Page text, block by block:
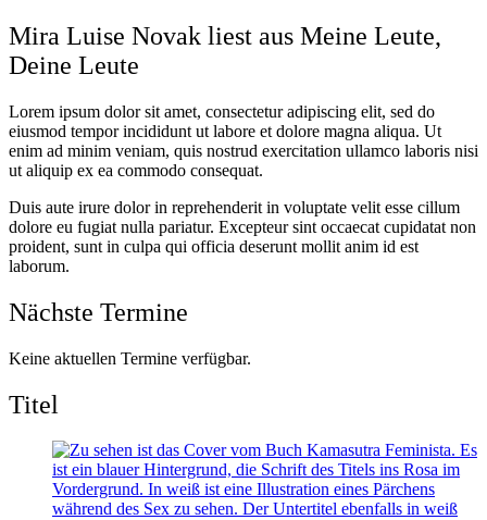
Mira Luise Novak liest aus Meine Leute,
Deine Leute
Lorem ipsum dolor sit amet, consectetur adipiscing elit, sed do
eiusmod tempor incididunt ut labore et dolore magna aliqua. Ut
enim ad minim veniam, quis nostrud exercitation ullamco laboris nisi
ut aliquip ex ea commodo consequat.
Duis aute irure dolor in reprehenderit in voluptate velit esse cillum
dolore eu fugiat nulla pariatur. Excepteur sint occaecat cupidatat non
proident, sunt in culpa qui officia deserunt mollit anim id est
laborum.
Nächste Termine
Keine aktuellen Termine verfügbar.
Titel